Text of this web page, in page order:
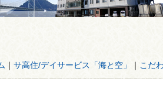
｜ サ高住/デイサービス「海と空」 ｜ こだ